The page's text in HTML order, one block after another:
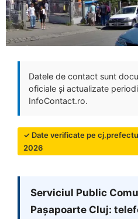
Datele de contact sunt
oficiale și actualizate
InfoContact.ro.
✓ Date verificate pe
2026
Serviciul Public
Pașapoarte Cluj: